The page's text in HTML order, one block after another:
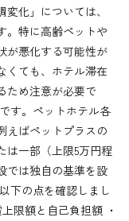
化」については、
。特に高齢ペットや
が悪化する可能性が
くても、ホテル滞在
ため注意が必要で
す。ペットホテル各
えばペットプラスの
は一部（上限5万円程
では独自の基準を設
下の点を確認しまし
限額と自己負担額 ・